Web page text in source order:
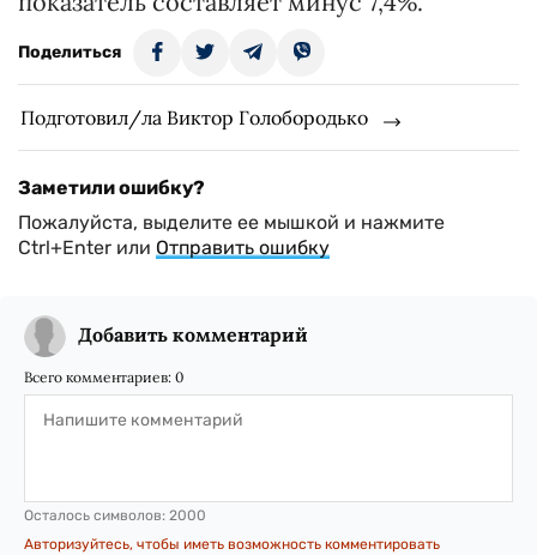
Поделиться
Подготовил/ла Виктор Голобородько
Заметили ошибку?
Пожалуйста, выделите ее мышкой и нажмите
Ctrl+Enter или Отправить ошибку
Добавить комментарий
Всего комментариев: 0
Осталось символов: 2000
Авторизуйтесь, чтобы иметь возможность комментировать